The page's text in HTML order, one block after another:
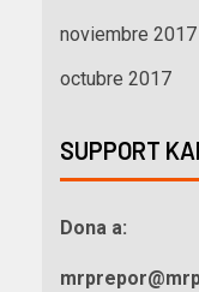
noviembre 2017
octubre 2017
SUPPORT
Dona a: